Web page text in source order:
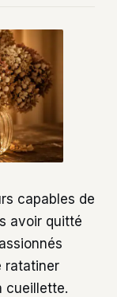
capables de
avoir quitté
ratatiner
cueillette.